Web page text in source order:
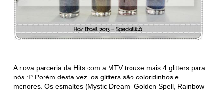
A nova parceria da Hits com a MTV trouxe mais 4 glitters para
nós :P Porém desta vez, os glitters são coloridinhos e
menores. Os esmaltes (Mystic Dream, Golden Spell, Rainbow